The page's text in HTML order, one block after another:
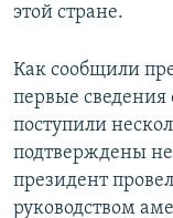
этой стране.
Как сообщили
первые сведения
поступили
подтверждены
президент
руководством